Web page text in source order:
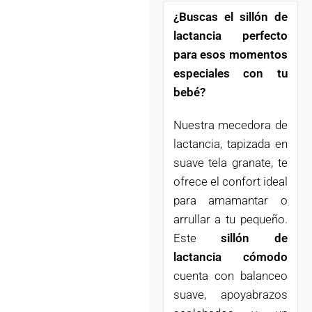
¿Buscas el sillón de
lactancia perfecto
para esos momentos
especiales con tu
bebé?
Nuestra mecedora de
lactancia, tapizada en
suave tela granate, te
ofrece el confort ideal
para amamantar o
arrullar a tu pequeño.
Estesillón de
lactancia cómodo
cuenta con balanceo
suave, apoyabrazos